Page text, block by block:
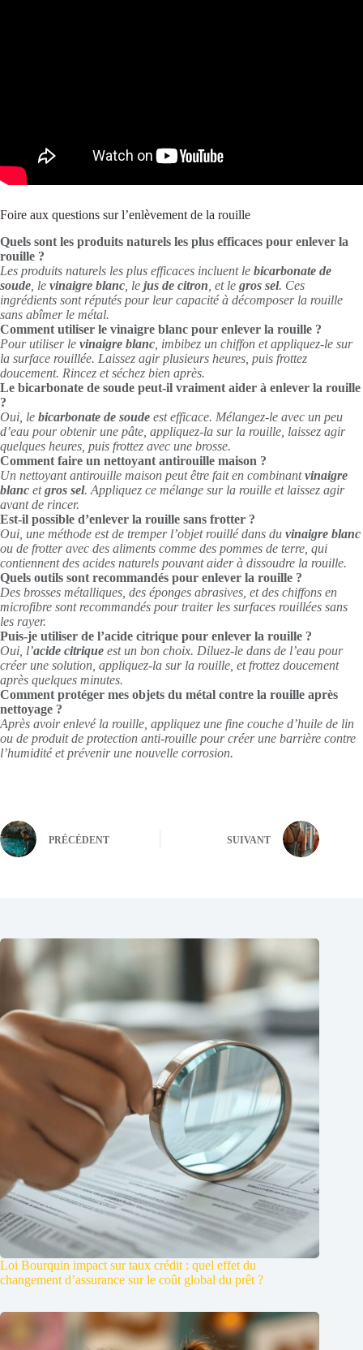
Foire aux questions sur l’enlèvement de la rouille
Quels sont les produits naturels les plus efficaces pour enlever la
rouille ?
Les produits naturels les plus efficaces incluent le bicarbonate de
soude , le vinaigre blanc , le jus de citron , et le gros sel. Ces
ingrédients sont réputés pour leur capacité à décomposer la rouille
sans abîmer le métal.
Comment utiliser le vinaigre blanc pour enlever la rouille ?
Pour utiliser le vinaigre blanc , imbibez un chiffon et appliquez-le sur
la surface rouillée. Laissez agir plusieurs heures, puis frottez
doucement. Rincez et séchez bien après.
Le bicarbonate de soude peut-il vraiment aider à enlever la rouille
?
Oui, le bicarbonate de soude est efficace. Mélangez-le avec un peu
d’eau pour obtenir une pâte, appliquez-la sur la rouille, laissez agir
quelques heures, puis frottez avec une brosse.
Comment faire un nettoyant antirouille maison ?
Un nettoyant antirouille maison peut être fait en combinantvinaigre
blanc etgros sel. Appliquez ce mélange sur la rouille et laissez agir
avant de rincer.
Est-il possible d’enlever la rouille sans frotter ?
Oui, une méthode est de tremper l’objet rouillé dans du vinaigre blanc
ou de frotter avec des aliments comme des pommes de terre, qui
contiennent des acides naturels pouvant aider à dissoudre la rouille.
Quels outils sont recommandés pour enlever la rouille ?
Des brosses métalliques, des éponges abrasives, et des chiffons en
microfibre sont recommandés pour traiter les surfaces rouillées sans
les rayer.
Puis-je utiliser de l’acide citrique pour enlever la rouille ?
Oui, l’acide citrique est un bon choix. Diluez-le dans de l’eau pour
créer une solution, appliquez-la sur la rouille, et frottez doucement
après quelques minutes.
Comment protéger mes objets du métal contre la rouille après
nettoyage ?
Après avoir enlevé la rouille, appliquez une fine couche d’huile de lin
ou de produit de protection anti-rouille pour créer une barrière contre
l’humidité et prévenir une nouvelle corrosion.
PRÉCÉDENT SUIVANT
Loi Bourquin impact sur taux crédit : quel effet du
changement d’assurance sur le coût global du prêt ?